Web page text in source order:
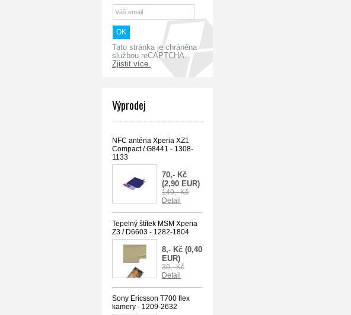
Tato stránka je chráněna
službou reCAPTCHA.
Zjistit více.
Výprodej
NFC anténa Xperia XZ1
Compact / G8441 - 1308-
1133
70,- Kč
(2,90 EUR)
140,- Kč
Detail
Tepelný štítek MSM Xperia
Z3 / D6603 - 1282-1804
8,- Kč (0,40
EUR)
30,- Kč
Detail
Sony Ericsson T700 flex
kamery - 1209-2632